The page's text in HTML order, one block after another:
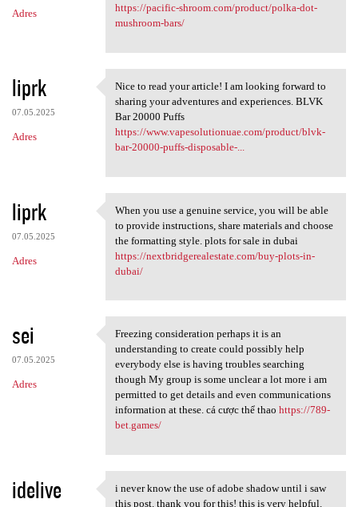
Adres
https://pacific-shroom.com/product/polka-dot-
mushroom-bars/
liprk
07.05.2025
Adres
Nice to read your article! I
Nice to read your article! I am looking forward to
sharing your adventures and experiences. BLVK
Bar 20000 Puffs
https://www.vapesolutionuae.com/product/blvk-
bar-20000-puffs-disposable-...
liprk
07.05.2025
Adres
When you use a genuine
When you use a genuine service, you will be able
to provide instructions, share materials and choose
the formatting style. plots for sale in dubai
https://nextbridgerealestate.com/buy-plots-in-
dubai/
sei
07.05.2025
Adres
Freezing consideration
Freezing consideration perhaps it is an
understanding to create could possibly help
everybody else is having troubles searching
though My group is some unclear a lot more i am
permitted to get details and even communications
information at these. cá cược thể thao https://789-
bet.games/
idelive i never know the use of adobe
i never know the use of adobe shadow until i saw
this post. thank you for this! this is very helpful.